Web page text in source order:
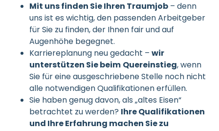
Mit uns finden Sie Ihren Traumjob – denn
uns ist es wichtig, den passenden Arbeitgeber
für Sie zu finden, der Ihnen fair und auf
Augenhöhe begegnet.
Karriereplanung neu gedacht – wir
unterstützen Sie beim Quereinstieg, wenn
Sie für eine ausgeschriebene Stelle noch nicht
alle notwendigen Qualifikationen erfüllen.
Sie haben genug davon, als „altes Eisen“
betrachtet zu werden? Ihre Qualifikationen
und Ihre Erfahrung machen Sie zu